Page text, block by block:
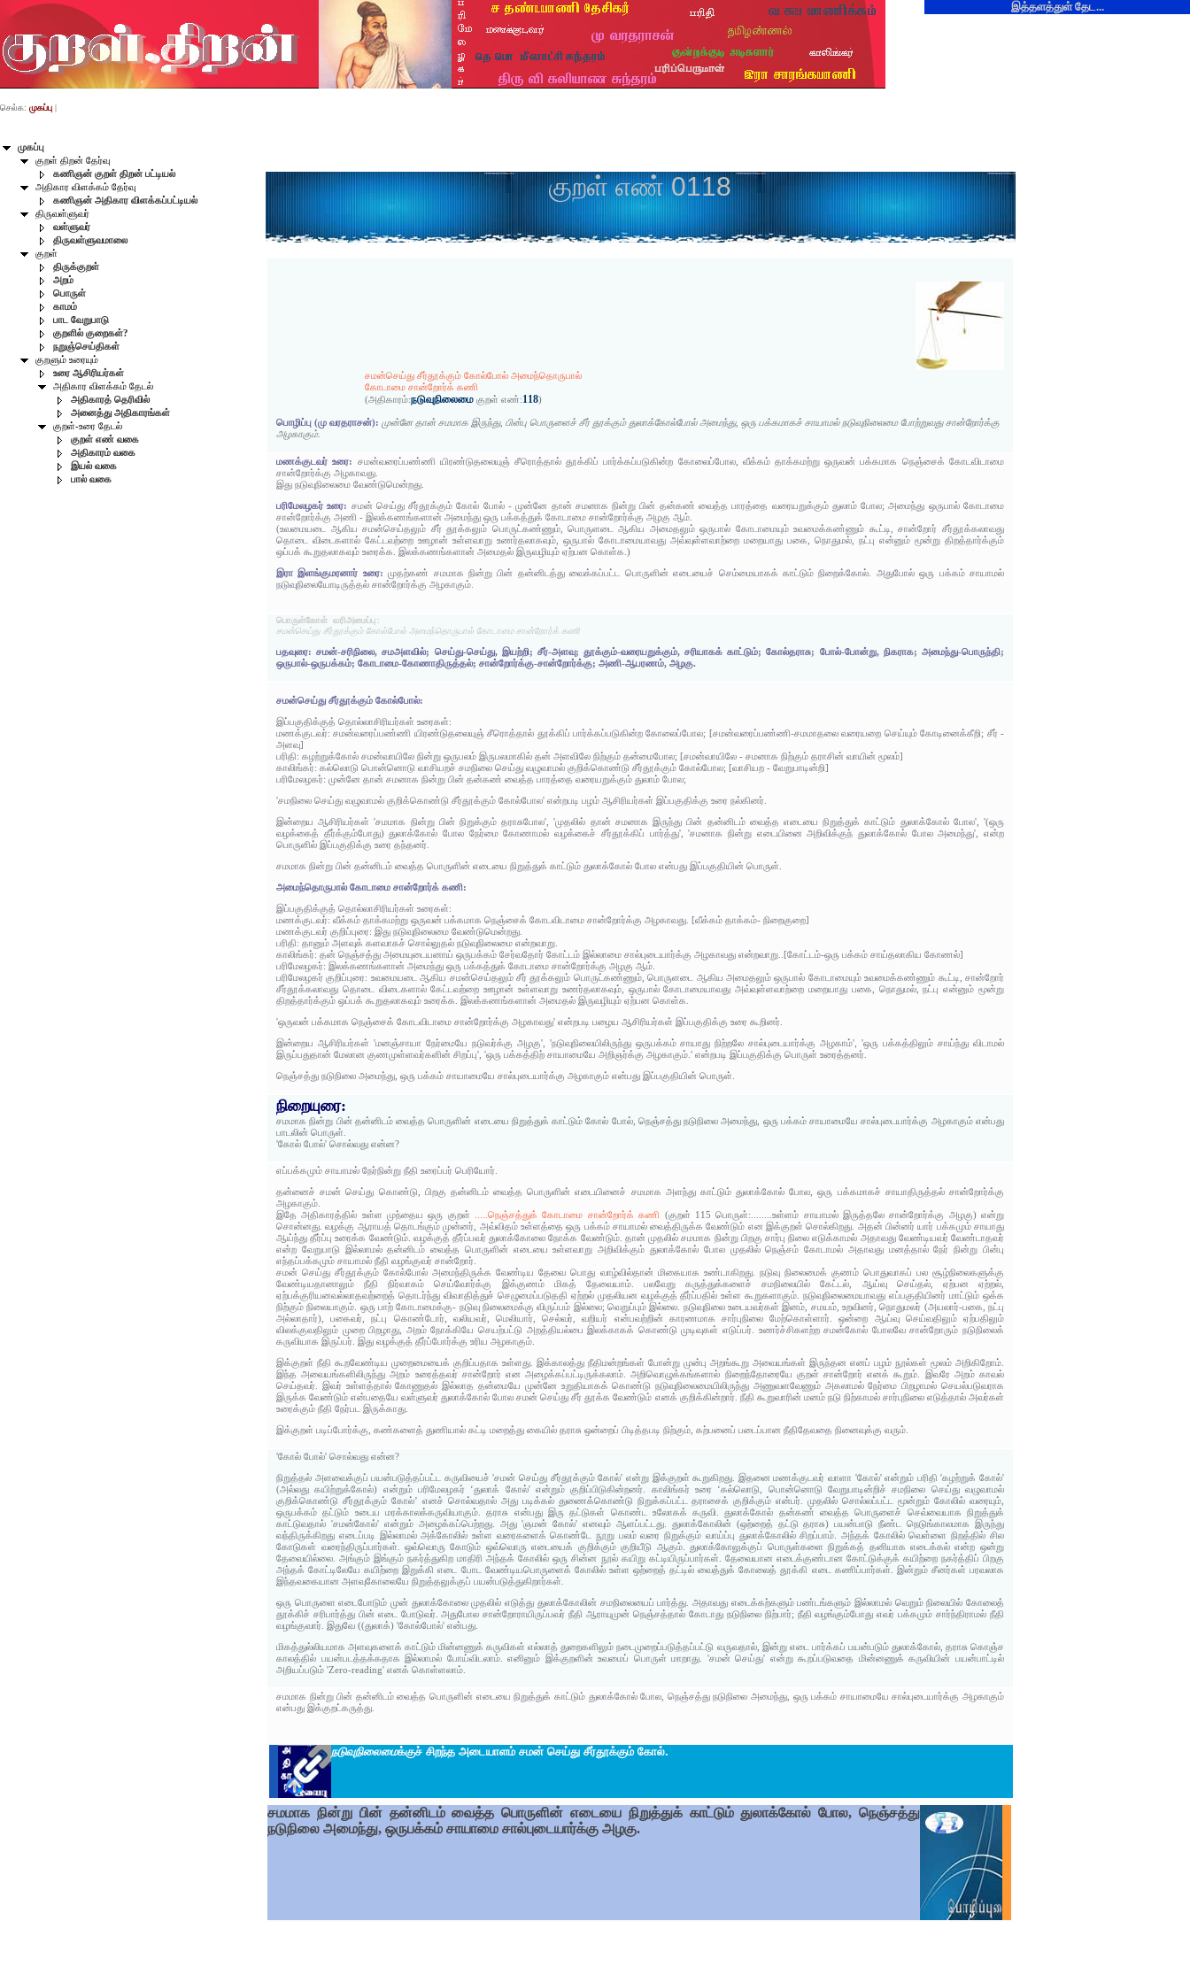
இத்தளத்துள் தேட...
முகப்பு
குறள் திறன் தேர்வு
கணிஞன் குறள் திறன் பட்டியல்
அதிகார விளக்கம் தேர்வு
கணிஞன் அதிகார விளக்கப்பட்டியல்
திருவள்ளுவர்
வள்ளுவர்
திருவள்ளுவமாலை
குறள்
திருக்குறள்
அறம்
பொருள்
காமம்
பாட வேறுபாடு
குறளில் குறைகள்?
நறுஞ்செய்திகள்
குறளும் உரையும்
உரை ஆசிரியர்கள்
அதிகார விளக்கம் தேடல்
அதிகாரத் தெரிவில்
அனைத்து அதிகாரங்கள்
குறள்-உரை தேடல்
குறள் எண் வகை
அதிகாரம் வகை
இயல் வகை
பால் வகை
செல்க: முகப்பு |
குறள் எண் 0118
சமன்செய்து சீர்தூக்கும் கோல்போல் அமைந்தொருபால்
கோடாமை சான்றோர்க் கணி
(அதிகாரம்:நடுவுநிலைமை குறள் எண்:118)
பொழிப்பு (மு வரதராசன்): முன்னே தான் சமமாக இருந்து, பின்பு பொருளைச் சீர் தூக்கும் துலாக்கோல்போல் அமைந்து, ஒரு பக்கமாகச் சாயாமல் நடுவுநிலைமை போற்றுவது சான்றோர்க்கு
அழகாகும்.
மணக்குடவர் உரை: சமன்வரைப்பண்ணி யிரண்டுதலையுஞ் சீரொத்தால் தூக்கிப் பார்க்கப்படுகின்ற கோலைப்போல, வீக்கம் தாக்கமற்று ஒருவன் பக்கமாக நெஞ்சைக் கோடவிடாமை
சான்றோர்க்கு அழகாவது.
இது நடுவுநிலைமை வேண்டுமென்றது.
பரிமேலழகர் உரை: சமன் செய்து சீர்தூக்கும் கோல் போல் - முன்னே தான் சமனாக நின்று பின் தன்கண் வைத்த பாரத்தை வரையறுக்கும் துலாம் போல; அமைந்து ஒருபால் கோடாமை
சான்றோர்க்கு அணி - இலக்கணங்களான் அமைந்து ஒரு பக்கத்துக் கோடாமை சான்றோர்க்கு அழகு ஆம்.
(உவமையடை ஆகிய சமன்செய்தலும் சீர் தூக்கலும் பொருட்கண்ணும், பொருளடை ஆகிய அமைதலும் ஒருபால் கோடாமையும் உவமைக்கண்ணும் கூட்டி, சான்றோர் சீர்தூக்கலாவது
தொடை விடைகளால் கேட்டவற்றை ஊழான் உள்ளவாறு உணர்தலாகவும், ஒருபால் கோடாமையாவது அவ்வுள்ளவாற்றை மறையாது பகை, நொதுமல், நட்பு என்னும் மூன்று திறத்தார்க்கும்
ஒப்பக் கூறுதலாகவும் உரைக்க. இலக்கணங்களான் அமைதல் இருவழியும் ஏற்பன கொள்க.)
இரா இளங்குமரனார் உரை:முதற்கண் சமமாக நின்று பின் தன்னிடத்து வைக்கப்பட்ட பொருளின் எடையைச் செம்மையாகக் காட்டும் நிறைக்கோல். அதுபோல் ஒரு பக்கம் சாயாமல்
நடுவுநிலையோடிருத்தல் சான்றோர்க்கு அழகாகும்.
பொருள்கோள் வரிஅமைப்பு:
சமன்செய்து சீர்தூக்கும் கோல்போல் அமைந்தொருபால் கோடாமை சான்றோர்க் கணி
பதவுரை: சமன்-சரிநிலை, சமஅளவில்; செய்து-செய்து, இயற்றி; சீர்-அளவு; தூக்கும்-வரையறுக்கும், சரியாகக் காட்டும்; கோல்தராசு; போல்-போன்று, நிகராக; அமைந்து-பொருந்தி;
ஒருபால்-ஒருபக்கம்; கோடாமை-கோணாதிருத்தல்; சான்றோர்க்கு-சான்றோர்க்கு; அணி-ஆபரணம், அழகு.
சமன்செய்து சீர்தூக்கும் கோல்போல்:
இப்பகுதிக்குத் தொல்லாசிரியர்கள் உரைகள்:
மணக்குடவர்: சமன்வரைப்பண்ணி யிரண்டுதலையுஞ் சீரொத்தால் தூக்கிப் பார்க்கப்படுகின்ற கோலைப்போல; [சமன்வரைப்பண்ணி-சமமாதலை வரையறை செய்யும் கோடினைக்கீறி; சீர் -
அளவு]
பரிதி: கழற்றுக்கோல் சமன்வாயிலே நின்று ஒருபலம் இருபலமாகில் தன் அளவிலே நிற்கும் தன்மைபோல; [சமன்வாயிலே - சமனாக நிற்கும் தராசின் வாயின் மூலம்]
காலிங்கர்: கல்லொடு பொன்னொடு வாசியறச் சமநிலை செய்து வழுவாமல் குறிக்கொண்டு சீர்தூக்கும் கோல்போல; [வாசியற - வேறுபாடின்றி]
பரிமேலழகர்: முன்னே தான் சமனாக நின்று பின் தன்கண் வைத்த பாரத்தை வரையறுக்கும் துலாம் போல;
'சமநிலை செய்து வழுவாமல் குறிக்கொண்டு சீர்தூக்கும் கோல்போல' என்றபடி பழம் ஆசிரியர்கள் இப்பகுதிக்கு உரை நல்கினர்.
இன்றைய ஆசிரியர்கள் 'சமமாக நின்று பின் நிறுக்கும் தராசுபோல', 'முதலில் தான் சமனாக இருந்து பின் தன்னிடம் வைத்த எடையை நிறுத்துக் காட்டும் துலாக்கோல் போல', '(ஒரு
வழக்கைத் தீர்க்கும்போது) துலாக்கோல் போல நேர்மை கோணாமல் வழக்கைச் சீர்தூக்கிப் பார்த்து', 'சமனாக நின்று எடையினை அறிவிக்குந் துலாக்கோல் போல அமைந்து', என்ற
பொருளில் இப்பகுதிக்கு உரை தந்தனர்.
சமமாக நின்று பின் தன்னிடம் வைத்த பொருளின் எடையை நிறுத்துக் காட்டும் துலாக்கோல் போல என்பது இப்பகுதியின் பொருள்.
அமைந்தொருபால் கோடாமை சான்றோர்க் கணி:
இப்பகுதிக்குத் தொல்லாசிரியர்கள் உரைகள்:
மணக்குடவர்: வீக்கம் தாக்கமற்று ஒருவன் பக்கமாக நெஞ்சைக் கோடவிடாமை சான்றோர்க்கு அழகாவது. [வீக்கம் தாக்கம்- நிறைகுறை]
மணக்குடவர் குறிப்புரை: இது நடுவுநிலைமை வேண்டுமென்றது.
பரிதி: தானும் அளவுக் களவாகச் சொல்லுதல் நடுவுநிலைமை என்றவாறு.
காலிங்கர்: தன் நெஞ்சத்து அமையுடையனாய் ஒருபக்கம் சேர்வதோர் கோட்டம் இல்லாமை சால்புடையார்க்கு அழகாவது என்றவாறு..[கோட்டம்-ஒரு பக்கம் சாய்தலாகிய கோணல்]
பரிமேலழகர்: இலக்கணங்களான் அமைந்து ஒரு பக்கத்துக் கோடாமை சான்றோர்க்கு அழகு ஆம்.
பரிமேலழகர் குறிப்புரை: உவமையடை ஆகிய சமன்செய்தலும் சீர் தூக்கலும் பொருட்கண்ணும், பொருளடை ஆகிய அமைதலும் ஒருபால் கோடாமையும் உவமைக்கண்ணும் கூட்டி, சான்றோர்
சீர்தூக்கலாவது தொடை விடைகளால் கேட்டவற்றை ஊழான் உள்ளவாறு உணர்தலாகவும், ஒருபால் கோடாமையாவது அவ்வுள்ளவாற்றை மறையாது பகை, நொதுமல், நட்பு என்னும் மூன்று
திறத்தார்க்கும் ஒப்பக் கூறுதலாகவும் உரைக்க. இலக்கணங்களான் அமைதல் இருவழியும் ஏற்பன கொள்க.
'ஒருவன் பக்கமாக நெஞ்சைக் கோடவிடாமை சான்றோர்க்கு அழகாவது' என்றபடி பழைய ஆசிரியர்கள் இப்பகுதிக்கு உரை கூறினர்.
இன்றைய ஆசிரியர்கள் 'மனஞ்சாயா நேர்மையே நடுவர்க்கு அழகு', 'நடுவுநிலையிலிருந்து ஒருபக்கம் சாயாது நிற்றலே சால்புடையார்க்கு அழகாம்', 'ஒரு பக்கத்திலும் சாய்ந்து விடாமல்
இருப்பதுதான் மேலான குணமுள்ளவர்களின் சிறப்பு', 'ஒரு பக்கத்திற் சாயாமையே அறிஞர்க்கு அழகாகும்.' என்றபடி இப்பகுதிக்கு பொருள் உரைத்தனர்.
நெஞ்சத்து நடுநிலை அமைந்து, ஒரு பக்கம் சாயாமையே சால்புடையார்க்கு அழகாகும் என்பது இப்பகுதியின் பொருள்.
நிறையுரை:
சமமாக நின்று பின் தன்னிடம் வைத்த பொருளின் எடையை நிறுத்துக் காட்டும் கோல் போல், நெஞ்சத்து நடுநிலை அமைந்து, ஒரு பக்கம் சாயாமையே சால்புடையார்க்கு அழகாகும் என்பது
பாடலின் பொருள்.
'கோல் போல்' சொல்வது என்ன?
எப்பக்கமும் சாயாமல் நேர்நின்று நீதி உரைப்பர் பெரியோர்.
தன்னைச் சமன் செய்து கொண்டு, பிறகு தன்னிடம் வைத்த பொருளின் எடையினைச் சமமாக அளந்து காட்டும் துலாக்கோல் போல, ஒரு பக்கமாகச் சாயாதிருத்தல் சான்றோர்க்கு
அழகாகும்.
இதே அதிகாரத்தில் உள்ள முந்தைய ஒரு குறள்
.....நெஞ்சத்துக் கோடாமை சான்றோர்க் கணி (குறள் 115 பொருள்:........உள்ளம் சாயாமல் இருத்தலே சான்றோர்க்கு அழகு) என்று
சொன்னது. வழக்கு ஆராயத் தொடங்கும் முன்னர், அவ்விதம் உள்ளத்தை ஒரு பக்கம் சாயாமல் வைத்திருக்க வேண்டும் என இக்குறள் சொல்கிறது. அதன் பின்னர் யார் பக்கமும் சாயாது
ஆய்ந்து தீர்ப்பு உரைக்க வேண்டும். வழக்குத் தீர்ப்பவர் துலாக்கோலை நோக்க வேண்டும். தான் முதலில் சமமாக நின்று பிறகு சார்பு நிலை எடுக்காமல் அதாவது வேண்டியவர் வேண்டாதவர்
என்ற வேறுபாடு இல்லாமல் தன்னிடம் வைத்த பொருளின் எடையை உள்ளவாறு அறிவிக்கும் துலாக்கோல் போல முதலில் நெஞ்சம் கோடாமல் அதாவது மனத்தால் நேர் நின்று பின்பு
எந்தப்பக்கமும் சாயாமல் நீதி வழங்குவர் சான்றோர்.
சமன் செய்து சீர்தூக்கும் கோல்போல் அமைந்திருக்க வேண்டிய தேவை பொது வாழ்வில்தான் மிகையாக உண்டாகிறது. நடுவு நிலைமைக் குணம் பொதுவாகப் பல சூழ்நிலைகளுக்கு
வேண்டியதானாலும் நீதி நிர்வாகம் செய்வோர்க்கு இக்குணம் மிகத் தேவையாம். பலவேறு கருத்துக்களைச் சமநிலையில் கேட்டல், ஆய்வு செய்தல், ஏற்பன ஏற்றல்,
ஏற்பக்குரியனவல்லாதவற்றைத் தொடர்ந்து விவாதித்துச் செழுமைப்படுததி ஏற்றல் முதலியன வழக்குத் தீர்ப்பதில் உள்ள கூறுகளாகும். நடுவுநிலைமையாவது எப்பகுதியினர் மாட்டும் ஒக்க
நிற்கும் நிலையாகும். ஒரு பாற் கோடாமைக்கு- நடுவு நிலைமைக்கு விருப்பம் இல்லை; வெறுப்பும் இல்லை. நடுவுநிலை உடையவர்கள் இனம், சமயம், உறவினர், நொதுமலர் (அயலார்-பகை, நட்பு
அல்லாதார்), பகைவர், நட்பு கொண்டோர், வலியவர், மெலியார், செல்வர், வறியர் என்பவற்றின் காரணமாக சார்புநிலை மேற்கொள்ளார். ஒன்றை ஆய்வு செய்வதிலும் ஏற்பதிலும்
விலக்குவதிலும் முறை பிறழாது, அறம் நோக்கியே செயற்பட்டு அறத்தியல்பை இலக்காகக் கொண்டு முடிவுகள் எடுப்பர். உணர்ச்சிகளற்ற சமன்கோல் போலவே சான்றோரும் நடுநிலைக்
கருவியாக இருப்பர். இது வழக்குத் தீர்ப்போர்க்கு உரிய அழகாகும்.
இக்குறள் நீதி கூறவேண்டிய முறைமையைக் குறிப்பதாக உள்ளது. இக்காலத்து நீதிமன்றங்கள் போன்று முன்பு அறங்கூறு அவையங்கள் இருந்தன எனப் பழம் நூல்கள் மூலம் அறிகிறோம்.
இந்த அவையங்களிலிருந்து அறம் உரைத்தவர் சான்றோர் என அழைக்கப்பட்டிருக்கலாம். அறிவொழுக்கங்களால்‌ நிறைந்தோரையே குறள் சான்றோர் எனக் கூறும். இவரே அறம் காவல்
செய்தவர். இவர் உள்ளத்தால் கோணுதல் இல்லாத தன்மையே முன்னே உறுதியாகக் கொண்டு நடுவுநிலைமையிலிருந்து அணுவளவேணும் அகலாமல் நேர்மை பிறழாமல் செயல்படுவராக
இருக்க வேண்டும் என்பதையே வள்ளுவர் துலாக்கோல் போல சமன் செய்து சீர் தூக்க வேண்டும் எனக் குறிக்கின்றார். நீதி கூறுவாரின் மனம் நடு நிற்காமல் சார்புநிலை எடுத்தால் அவர்கள்
உரைக்கும் நீதி நேர்பட இருக்காது.
இக்குறள் படிப்போர்க்கு, கண்களைத் துணியால் கட்டி மறைத்து கையில் தராசு ஒன்றைப் பிடித்தபடி நிற்கும், கற்பனைப் படைப்பான நீதிதேவதை நினைவுக்கு வரும்.
'கோல் போல்' சொல்வது என்ன?
நிறுத்தல் அளவைக்குப் பயன்படுத்தப்பட்ட கருவியைச் 'சமன் செய்து சீர்தூக்கும் கோல்' என்று இக்குறள் கூறுகிறது. இதனை மணக்குடவர் வாளா 'கோல்' என்றும் பரிதி 'கழற்றுக் கோல்'
(அல்லது கயிற்றுக்கோல்) என்றும் பரிமேலழகர் ‘துலாக் கோல்' என்றும் குறிப்பிடுகின்றனர். காலிங்கர் உரை ‘கல்லொடு, பொன்னொடு வேறுபாடின்றிச் சமநிலை செய்து வழுவாமல்
குறிக்கொண்டு சீர்தூக்கும் கோல்’ எனச் சொல்வதால் அது படிக்கல் துணைக்கொண்டு நிறுக்கப்பட்ட தராசைக் குறிக்கும் என்பர். முதலில் சொல்லப்பட்ட மூன்றும் கோலில் வரையும்,
ஒருபக்கம் தட்டும் உடைய மரக்காலக்கருவியாகும். தராசு என்பது இரு தட்டுகள் கொண்ட உலோகக் கருவி. துலாக்கோல் தன்கண் வைத்த பொருளைச் செவ்வையாக நிறுத்துக்
காட்டுவதால் 'சமன்கோல்' என்றும் அழைக்கப்பெற்றது. அது 'ஞமன் கோல்' எனவும் ஆளப்பட்டது. துலாக்கோலின் (ஒற்றைத் தட்டு தராசு) பயன்பாடு நீண்ட நெடுங்காலமாக இருந்து
வந்திருக்கிறது எடைப்படி இல்லாமல் அக்கோலில் உள்ள வரைகளைக் கொண்டே நூறு பலம் வரை நிறுக்கும் வாய்ப்பு துலாக்கோலில் சிறப்பாம். அந்தக் கோலில் வெள்ளை நிறத்தில் சில
கோடுகள் வரைந்திருப்பார்கள். ஒவ்வொரு கோடும் ஒவ்வொரு எடையைக் குறிக்கும் குறியீடு ஆகும். துலாக்கோலுக்குப் பொருள்களை நிறுக்கத் தனியாக எடைக்கல் என்ற ஒன்று
தேவையில்லை. அங்கும் இங்கும் நகர்த்துகிற மாதிரி அந்தக் கோலில் ஒரு சின்ன நூல் கயிறு கட்டியிருப்பார்கள். தேவையான எடைக்குண்டான கோட்டுக்குக் கயிற்றை நகர்த்திப் பிறகு
அந்தக் கோட்டிலேயே கயிற்றை இறுக்கி எடை போட வேண்டியபொருளைக் கோலில் உள்ள ஒற்றைத் தட்டில் வைத்துக் கோலைத் தூக்கி எடை கணிப்பார்கள். இன்றும் சீனர்கள் பரவலாக
இந்தவகையான அளவுகோலையே நிறுத்தலுக்குப் பயன்படுத்துகிறார்கள்.
ஒரு பொருளை எடைபோடும் முன் துலாக்கோலை முதலில் எடுத்து துலாக்கோலின் சமநிலையைப் பார்த்து. அதாவது எடைக்கற்களும் பண்டங்களும் இல்லாமல் வெறும் நிலையில் கோலைத்
தூக்கிச் சரிபார்த்து பின் எடை போடுவர். அதுபோல சான்றோராயிருப்பவர் நீதி ஆராயுமுன் நெஞ்சத்தால் கோடாது நடுநிலை நிற்பார்; நீதி வழங்கும்போது எவர் பக்கமும் சார்ந்திராமல் நீதி
வழங்குவார். இதுவே ((துலாக்) 'கோல்போல்' என்பது.
மிகத்துல்லியமாக அளவுகளைக் காட்டும் மின்னணுக் கருவிகள் எல்லாத் துறைகளிலும் நடைமுறைப்படுத்தப்பட்டு வருவதால், இன்று எடை பார்க்கப் பயன்படும் துலாக்கோல், தராசு கொஞ்ச
காலத்தில் பயன்படத்தக்கதாக இல்லாமல் போய்விடலாம். எனினும் இக்குறளின் உவமைப் பொருள் மாறாது. 'சமன் செய்து' என்று கூறப்படுவதை மின்னணுக் கருவியின் பயன்பாட்டில்
அறியப்படும் 'Zero-reading' எனக் கொள்ளலாம்.
சமமாக நின்று பின் தன்னிடம் வைத்த பொருளின் எடையை நிறுத்துக் காட்டும் துலாக்கோல் போல, நெஞ்சத்து நடுநிலை அமைந்து, ஒரு பக்கம் சாயாமையே சால்புடையார்க்கு அழகாகும்
என்பது இக்குறட்கருத்து.
நடுவுநிலைமைக்குச் சிறந்த அடையாளம் சமன் செய்து சீர்தூக்கும் கோல்.
சமமாக நின்று பின் தன்னிடம் வைத்த பொருளின் எடையை நிறுத்துக் காட்டும் துலாக்கோல் போல, நெஞ்சத்து
நடுநிலை அமைந்து, ஒருபக்கம் சாயாமை சால்புடையார்க்கு அழகு.